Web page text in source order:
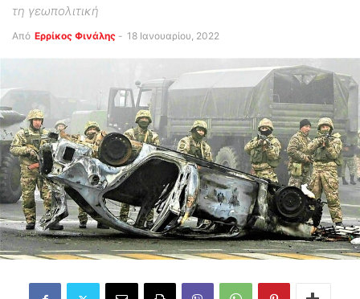
τη γεωπολιτική
Από Ερρίκος Φινάλης - 18 Ιανουαρίου, 2022